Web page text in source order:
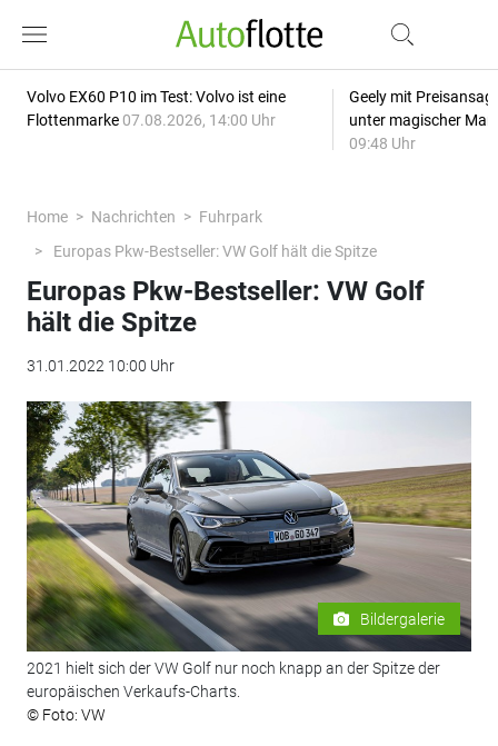
Volvo EX60 P10 im Test: Volvo ist eine
Flottenmarke 07.08.2026, 14:00 Uhr
Geely mit
unter magischer
09:48 Uhr
Home Nachrichten
Fuhrpark
Europas Pkw-Bestseller: VW Golf hält die Spitze
Europas Pkw-Bestseller: VW Golf
hält die Spitze
31.01.2022 10:00 Uhr
Bildergalerie
2021 hielt sich der VW Golf nur noch knapp an der Spitze der
europäischen Verkaufs-Charts.
© Foto: VW